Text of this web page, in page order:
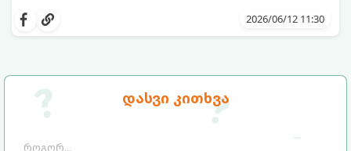
დასვი კითხვა
დასაღწევად და ნამდვილი, ცოცხალი
იუმორით სავსე აქტივობები მეგობრებს
თქვენს არდადეგებს ნამდვილ
2026/06/12 11:30